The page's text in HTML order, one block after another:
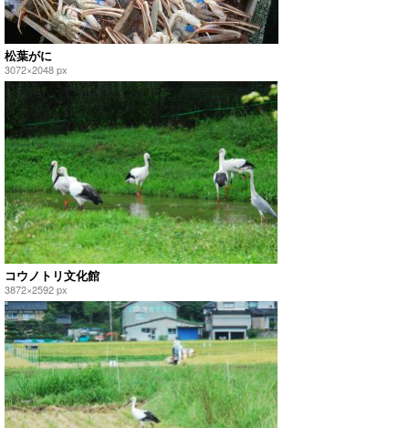
松葉がに
3072×2048 px
コウノトリ文化館
3872×2592 px